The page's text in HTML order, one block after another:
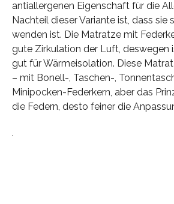
antiallergenen Eigenschaft für die
Nachteil dieser Variante ist, dass sie
wenden ist. Die Matratze mit
gute Zirkulation der Luft, deswegen
gut für Wärmeisolation. Diese
– mit Bonell-, Taschen-,
Minipocken-Federkern, aber das
die Federn, desto feiner die
.